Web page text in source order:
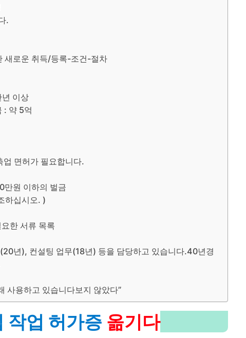
.
새로운 취득/등록-조건-절차
이상
: 약 5억
면허가 필요합니다.
만원 이하의 벌금
하십시오. )
한 서류 목록
년), 컨설팅 업무(18년) 등을 담당하고 있습니다.40년경
사용하고 있습니다보지 않았다”
작업 허가증 옮기다